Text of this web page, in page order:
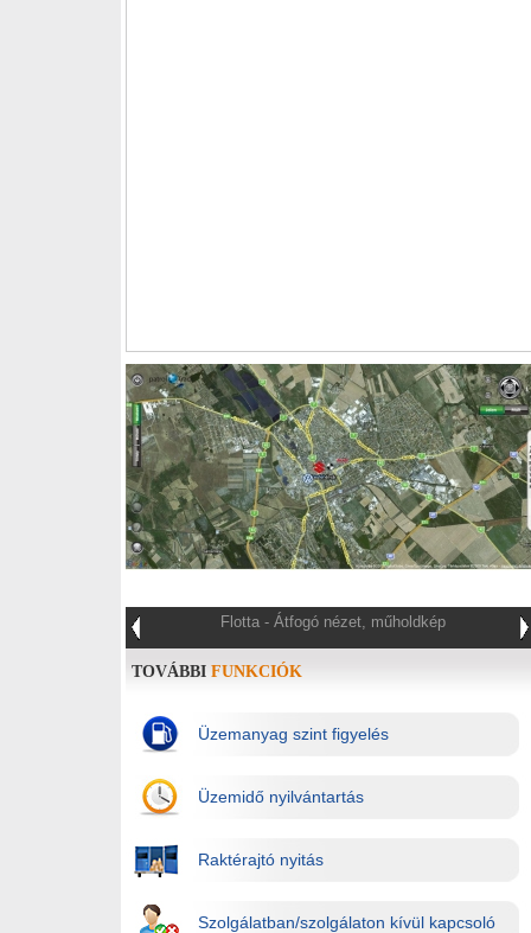
Flotta - Átfogó nézet, műholdkép
TOVÁBBIFUNKCIÓK
Üzemanyag szint figyelés
Üzemidő nyilvántartás
Raktérajtó nyitás
Szolgálatban/szolgálaton kívül kapcsoló